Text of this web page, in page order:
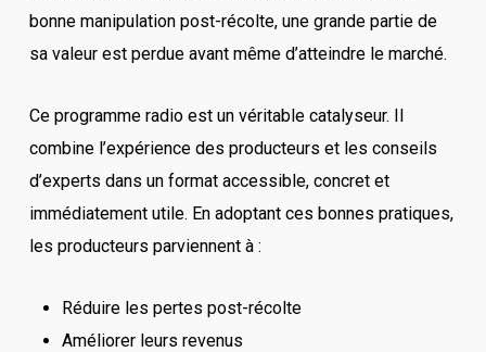
bonne manipulation post-récolte, une grande partie de
sa valeur est perdue avant même d’atteindre le marché.
Ce programme radio est un véritable catalyseur. Il
combine l’expérience des producteurs et les conseils
d’experts dans un format accessible, concret et
immédiatement utile. En adoptant ces bonnes pratiques,
les producteurs parviennent à :
Réduire les pertes post-récolte
Améliorer leurs revenus